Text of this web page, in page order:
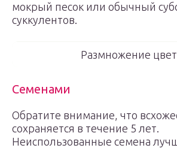
мокрый песок или обычный
суккулентов.
Размножение
Семенами
Обратите внимание, что
сохраняется в течение 5 лет.
Неиспользованные семена